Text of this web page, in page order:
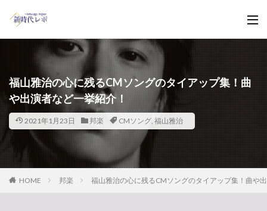
福山雅治の心に残るCMソングのタイアップ集！曲
や出演者など一挙紹介！
2021年1月23日 邦楽 CMソング, 福山雅治
HOME 邦楽 福山雅治の心に残るCMソングのタイアップ集！曲や